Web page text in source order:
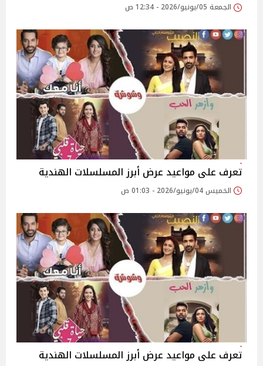
الجمعة 05/يونيو/2026 - 12:34 ص
تعرف على مواعيد عرض أبرز المسلسلات الهندية
الخميس 04/يونيو/2026 - 01:03 ص
تعرف على مواعيد عرض أبرز المسلسلات الهندية